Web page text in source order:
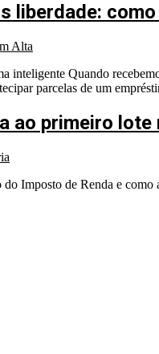
liberdade:
Alta
inteligente Quando
parcelas de um
ao primeiro
Imposto de Renda e